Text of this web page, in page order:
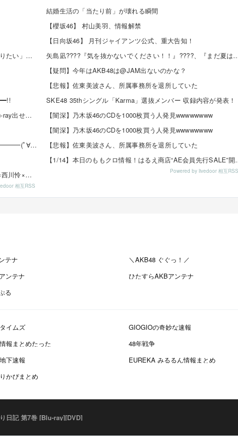
日向坂46 藤嶌果歩 「グループを照らすセンターになりたい」何倍もキラキラしたかほりんが降臨【坂道の...
【悲報】ゼスト「SKEオタからコンサートのDVD.Blu-ray出せって言われたが2千かかるしペイで...
【速報】チーム8 歌田初夏さんの初水着グラビアｷﾀ━━━━(ﾟ∀ﾟ)━━━━!!
8/16発売「EX大衆 2019年9月号」掲載：向井地美音×西川怜×山内瑞葵（AKB48）、村瀬紗英...
相互RSS
結婚生活の「当たり前」が壊れる瞬間
【櫻坂46】 村山美羽、情報解禁
【日向坂46】 月刊ジャイアンツ公式、重大告知！
矢島凪????『気を抜かないでください！！』????
【疑問】今年はAKB48は@JAM出ないのかな？
【悲報】佐東美波さん、所属事務所を退所していた
SKE48 35thシングル「Karma」選抜メンバー 収録内容が発表！
【闇深】乃木坂46のCDを1000枚買う人発見wwwwwwww
【闇深】乃木坂46のCDを1000枚買う人発見wwwwwwww
【悲報】佐東美波さん、所属事務所を退所していた
【1/14】本日のももクロ情
Powered by livedoor 相互RSS
テナ ＼AKB48 ぐぐっ！／
ンテナ ひたすらAKBアンテナ
る
イムズ GIOGIOの奇妙な速報
報まとめたった 48年戦争
下速報 EUREKA みるるん情報まとめ
かぴまとめ
日記 第7巻 [Blu-ray][DVD]